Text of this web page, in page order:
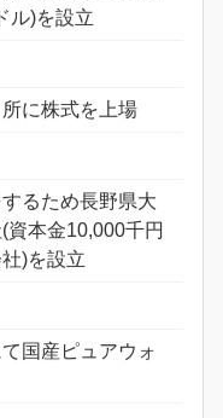
ル)を設立
に株式を上場
るため長野県大
本金10,000千円
)を設立
国産ピュアウォ